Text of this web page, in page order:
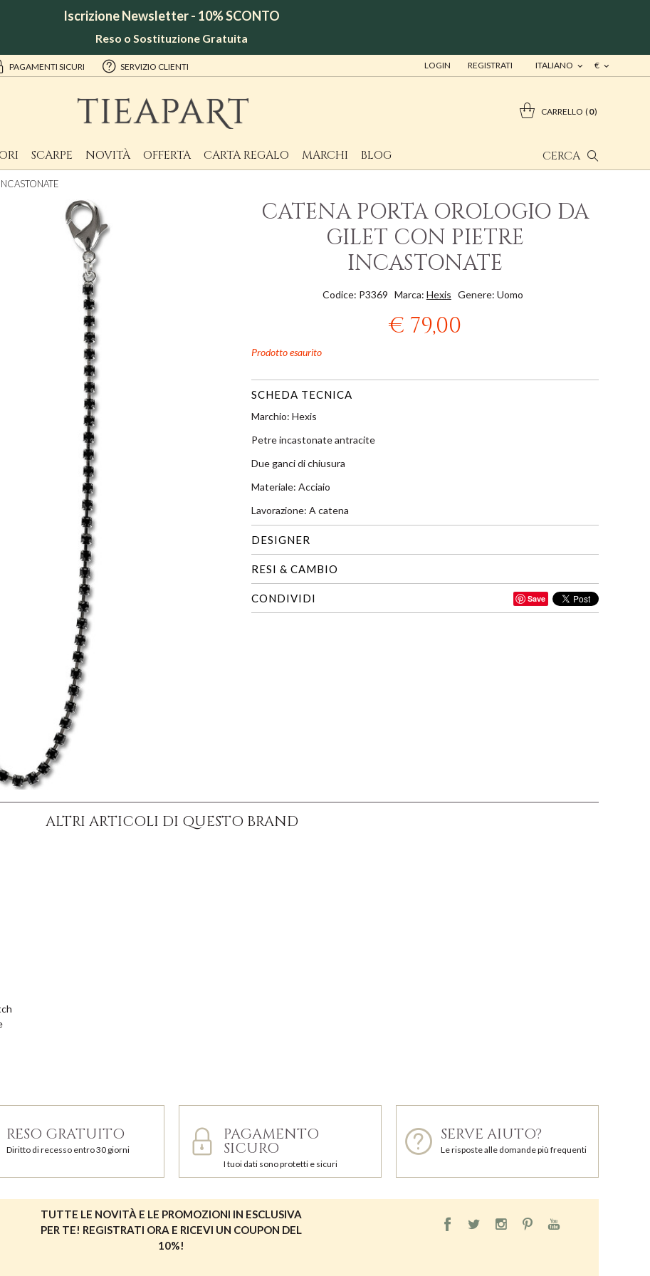
Iscrizione Newsletter - 10% SCONTO
Reso o Sostituzione Gratuita
PAGAMENTI SICURI SERVIZIO CLIENTI €
ITALIANO
LOGIN REGISTRATI
CERCA
CARRELLO 0
SCARPE NOVITÀ OFFERTA CARTA REGALO MARCHI BLOG
CATENA PORTA OROLOGIO DA
GILET CON PIETRE
INCASTONATE
Codice: P3369 Marca: Hexis Genere: Uomo
€ 79,00
Prodotto esaurito
SCHEDA TECNICA
Marchio: Hexis
Petre incastonate antracite
Due ganci di chiusura
Materiale: Acciaio
Lavorazione: A catena
DESIGNER
RESI & CAMBIO
CONDIVIDI Save
ALTRI ARTICOLI DI QUESTO BRAND
RESO GRATUITO
Diritto di recesso entro 30 giorni
PAGAMENTO
SICURO
I tuoi dati sono protetti e sicuri
SERVE AIUTO?
Le risposte alle domande più frequenti
TUTTE LE NOVITÀ E LE PROMOZIONI IN ESCLUSIVA
PER TE! REGISTRATI ORA E RICEVI UN COUPON DEL
10%!